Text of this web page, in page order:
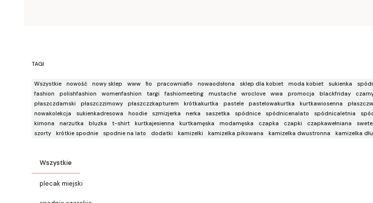
TAGI
Wszystkie nowość nowy sklep www fio pracowniafio nowaodsłona sklep dla kobiet moda kobiet sukienka
fashion
polishfashion womenfashion targi fashiomeeting mustache wroclove wwa promocja blackfriday
płaszczdamski
płaszczzimowy płaszczzkapturem krótkakurtka pastele pastelowakurtka kurtkawiosenna
nowakolekcja
sukienkadresowa hoodie szmizjerka nerka saszetka spódnice spódnicenalato spódnicaletnia
kimona
narzutka bluzka t-shirt kurtkajesienna kurtkamęska modamęska czapka czapki czapkawełniana
szorty
krótkie spodnie spodnie na lato dodatki kamizelki kamizelka pikowana kamizelka dwustronna kamizelka
Wszystkie
plecak miejski